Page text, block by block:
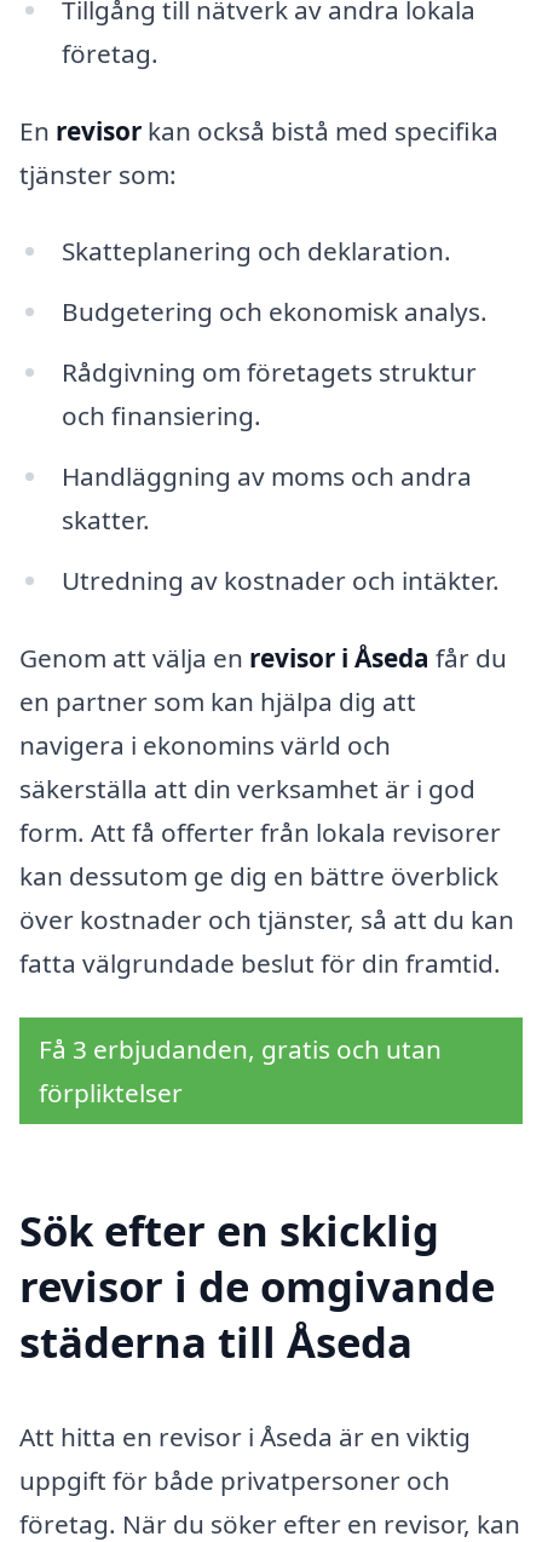
Tillgång till nätverk av andra lokala
företag.
En revisor kan också bistå med specifika
tjänster som:
Skatteplanering och deklaration.
Budgetering och ekonomisk analys.
Rådgivning om företagets struktur
och finansiering.
Handläggning av moms och andra
skatter.
Utredning av kostnader och intäkter.
Genom att välja en revisor i Åseda får du
en partner som kan hjälpa dig att
navigera i ekonomins värld och
säkerställa att din verksamhet är i god
form. Att få offerter från lokala revisorer
kan dessutom ge dig en bättre överblick
över kostnader och tjänster, så att du kan
fatta välgrundade beslut för din framtid.
Få 3 erbjudanden, gratis och utan
förpliktelser
Sök efter en skicklig
revisor i de omgivande
städerna till Åseda
Att hitta en revisor i Åseda är en viktig
uppgift för både privatpersoner och
företag. När du söker efter en revisor, kan